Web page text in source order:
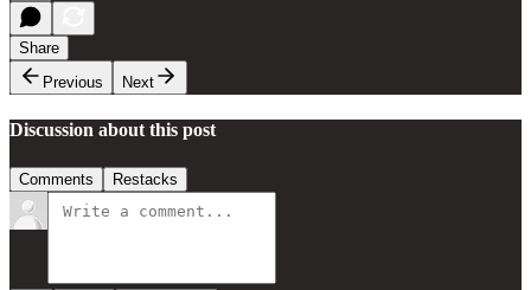
Share
Previous
Next
Discussion about this post
Comments Restacks